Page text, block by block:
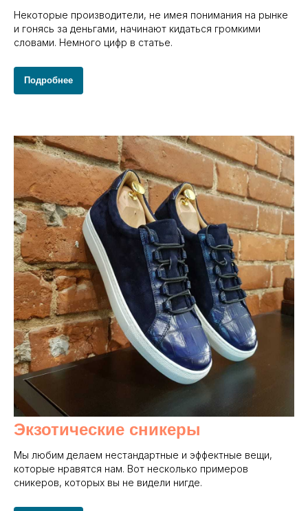
Некоторые производители, не имея понимания на рынке
и гонясь за деньгами, начинают кидаться громкими
словами. Немного цифр в статье.
Подробнее
Экзотические сникеры
Мы любим делаем нестандартные и эффектные вещи,
которые нравятся нам. Вот несколько примеров
сникеров, которых вы не видели нигде.